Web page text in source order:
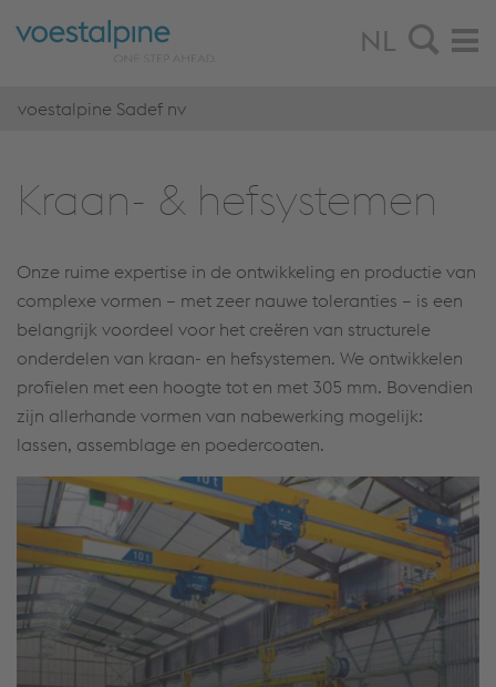
NL
voestalpine Sadef nv
Kraan- & hef­sys­te­men
Onze ruime expertise in de ontwikkeling en productie van
complexe vormen – met zeer nauwe toleranties – is een
belangrijk voordeel voor het creëren van structurele
onderdelen van kraan- en hefsystemen. We ontwikkelen
profielen met een hoogte tot en met 305 mm. Bovendien
zijn allerhande vormen van nabewerking mogelijk:
lassen, assemblage en poedercoaten.